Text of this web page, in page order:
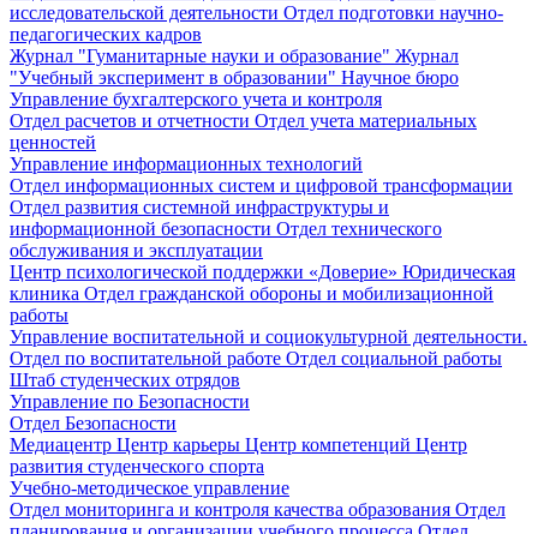
исследовательской деятельности Отдел подготовки научно-
педагогических кадров
Журнал "Гуманитарные науки и образование" Журнал
"Учебный эксперимент в образовании" Научное бюро
Управление бухгалтерского учета и контроля
Отдел расчетов и отчетности Отдел учета материальных
ценностей
Управление информационных технологий
Отдел информационных систем и цифровой трансформации
Отдел развития системной инфраструктуры и
информационной безопасности Отдел технического
обслуживания и эксплуатации
Центр психологической поддержки «Доверие» Юридическая
клиника Отдел гражданской обороны и мобилизационной
работы
Управление воспитательной и социокультурной деятельности.
Отдел по воспитательной работе Отдел социальной работы
Штаб студенческих отрядов
Управление по Безопасности
Отдел Безопасности
Медиацентр Центр карьеры Центр компетенций Центр
развития студенческого спорта
Учебно-методическое управление
Отдел мониторинга и контроля качества образования Отдел